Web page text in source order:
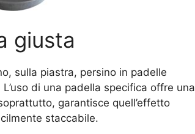
giusta
sulla piastra, persino in padelle
di una padella specifica offre una
garantisce quell’effetto
staccabile.